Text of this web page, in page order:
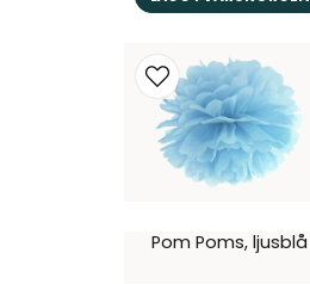
Pom Poms, ljusblå